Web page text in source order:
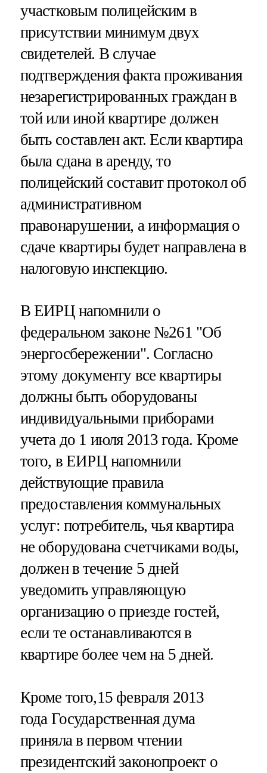
участковым полицейским в
присутствии минимум двух
свидетелей. В случае
подтверждения факта проживания
незарегистрированных граждан в
той или иной квартире должен
быть составлен акт. Если квартира
была сдана в аренду, то
полицейский составит протокол об
административном
правонарушении, а информация о
сдаче квартиры будет направлена в
налоговую инспекцию.
В ЕИРЦ напомнили о
федеральном законе №261 "Об
энергосбережении". Согласно
этому документу все квартиры
должны быть оборудованы
индивидуальными приборами
учета до 1 июля 2013 года. Кроме
того, в ЕИРЦ напомнили
действующие правила
предоставления коммунальных
услуг: потребитель, чья квартира
не оборудована счетчиками воды,
должен в течение 5 дней
уведомить управляющую
организацию о приезде гостей,
если те останавливаются в
квартире более чем на 5 дней.
Кроме того,15 февраля 2013
года Государственная дума
приняла в первом чтении
президентский законопроект о